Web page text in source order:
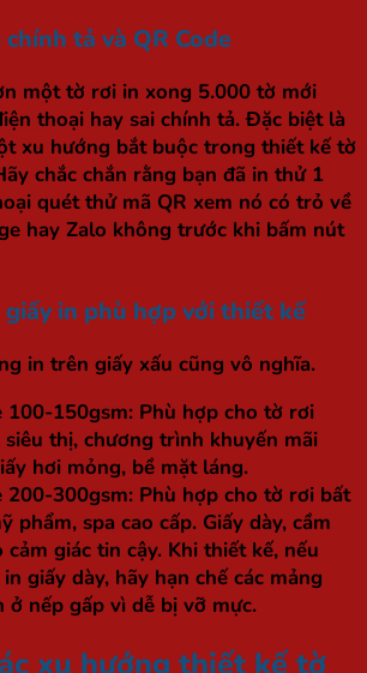
tả và QR Code
một tờ rơi in xong 5.000 tờ mới
thoại hay sai chính tả. Đặc biệt là
xu hướng bắt buộc trong thiết kế tờ
chắc chắn rằng bạn đã in thử 1
quét thử mã QR xem nó có trỏ về
hay Zalo không trước khi bấm nút
in phù hợp với thiết kế
in trên giấy xấu cũng vô nghĩa.
100-150gsm: Phù hợp cho tờ rơi
thị, chương trình khuyến mãi
hơi mỏng, bề mặt láng.
200-300gsm: Phù hợp cho tờ rơi bất
phẩm, spa cao cấp. Giấy dày, cầm
cảm giác tin cậy. Khi thiết kế, nếu
giấy dày, hãy hạn chế các mảng
ở nếp gấp vì dễ bị vỡ mực.
xu hướng thiết kế tờ